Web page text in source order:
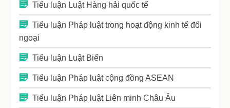
Tiểu luận Luật Hàng hải quốc tế
Tiểu luận Pháp luật trong hoạt động kinh tế đối
ngoại
Tiểu luận Luật Biển
Tiểu luận Pháp luật cộng đồng ASEAN
Tiểu luận Pháp luật Liên minh Châu Âu